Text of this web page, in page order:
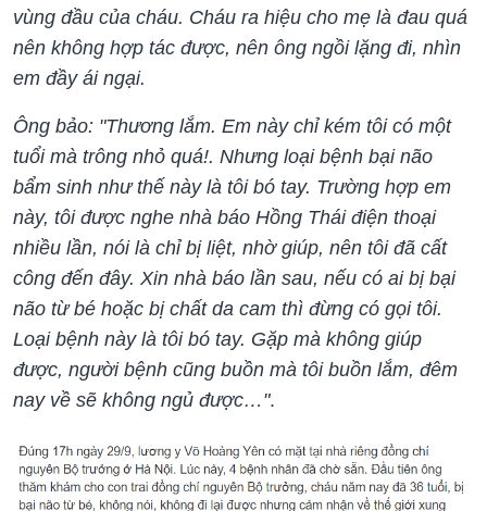
vùng đầu của cháu. Cháu ra hiệu cho mẹ là đau quá
nên không hợp tác được, nên ông ngồi lặng đi, nhìn
em đầy ái ngại.
Ông bảo: "Thương lắm. Em này chỉ kém tôi có một
tuổi mà trông nhỏ quá!. Nhưng loại bệnh bại não
bẩm sinh như thế này là tôi bó tay. Trường hợp em
này, tôi được nghe nhà báo Hồng Thái điện thoại
nhiều lần, nói là chỉ bị liệt, nhờ giúp, nên tôi đã cất
công đến đây. Xin nhà báo lần sau, nếu có ai bị bại
não từ bé hoặc bị chất da cam thì đừng có gọi tôi.
Loại bệnh này là tôi bó tay. Gặp mà không giúp
được, người bệnh cũng buồn mà tôi buồn lắm, đêm
nay về sẽ không ngủ được…".